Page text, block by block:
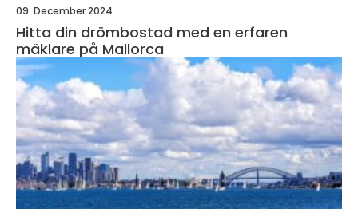
09. December 2024
Hitta din drömbostad med en erfaren
mäklare på Mallorca